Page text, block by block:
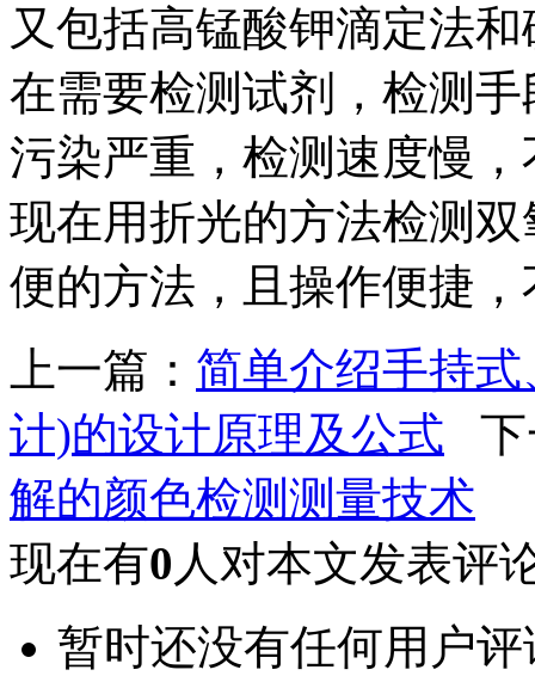
又包括高锰酸钾滴定法
在需要检测试剂，检测
污染严重，检测速度慢
现在用折光的方法检测
便的方法，且操作便捷
上一篇： 简单介绍手持
计)的设计原理及公式 下
解的颜色检测测量技术
现在有0 人对本文发表评
暂时还没有任何用户评